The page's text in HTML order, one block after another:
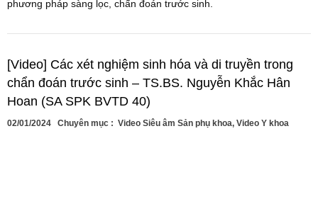
phương pháp sàng lọc, chẩn đoán trước sinh.
[Video] Các xét nghiệm sinh hóa và di truyền trong
chẩn đoán trước sinh – TS.BS. Nguyễn Khắc Hân
Hoan (SA SPK BVTD 40)
02/01/2024 Chuyên mục : Video Siêu âm Sản phụ khoa, Video Y khoa